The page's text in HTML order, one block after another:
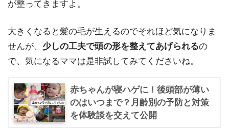
が整ってきますよ。
大きくなると髪の毛が生えるのでそれほど気になりま
せんが、 少しの工夫で頭の形を整えてあげられるの
で、気になるママは是非試してみてくださいね。
赤ちゃんが寝ハゲに！後頭部が薄い
のはいつまで？月齢別の予防と対策
を体験談を交えて公開